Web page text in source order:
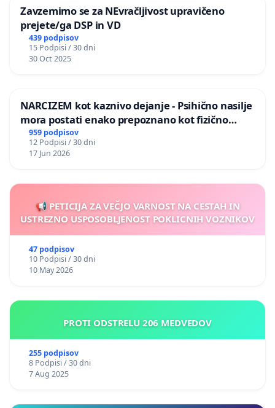
Zavzemimo se za NEvračljivost upravičeno
prejete/ga DSP in VD
439 podpisov
15 Podpisi / 30 dni
30 Oct 2025
NARCIZEM kot kaznivo dejanje - Psihično nasilje
mora postati enako prepoznano kot fizično
nasilje
959 podpisov
12 Podpisi / 30 dni
17 Jun 2026
📢 PETICIJA ZA VEČJO VARNOST NA CESTAH IN
USTREZNO USPOSOBLJENOST POKLICNIH VOZNIKOV
47 podpisov
10 Podpisi / 30 dni
10 May 2026
PROTI ODSTRELU 206 MEDVEDOV
255 podpisov
8 Podpisi / 30 dni
7 Aug 2025